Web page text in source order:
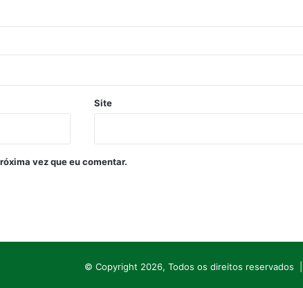
Site
vez que eu comentar.
© Copyright 2026, Todos os direitos reservados |